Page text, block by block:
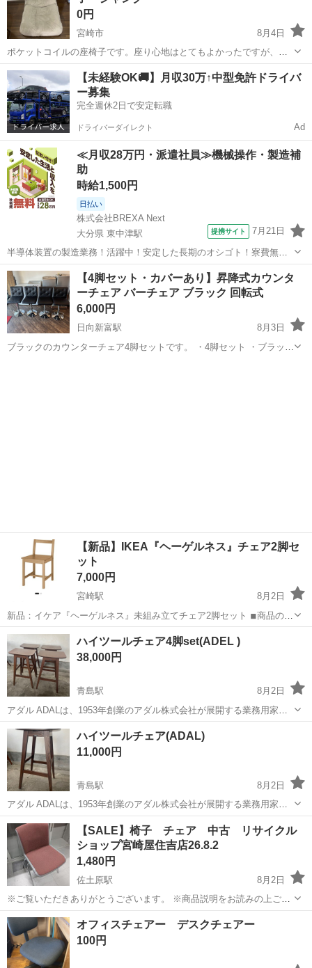
0円
宮崎市
8月4日
ポケットコイルの座椅子です。座り心地はとてもよかったですが、リ
クライニングが壊れていて、浅くまでしかできないのでジャンク品で
す。汚れなども多少あります。 背もたれが固定できなくなっているの
で、壁で固定させるか、修理や部品取り...
宮崎 宮崎市 椅子
【未経験OK🚚】月収30万↑中型免許ドライバ
ー募集
完全週休2日で安定転職
ドライバーダイレクト Ad
≪月収28万円・派遣社員≫機械操作・製造補
助
時給1,500円
日払い
株式会社BREXA Next
大分県 東中津駅
提携サイト 7月21日
半導体装置の製造業務！活躍中！安定した長期のオシゴト！寮費無料
★赴任旅費会社負担◎20代～40代の男性活躍中★未経験活躍中！高時
給1,500円！《大分県中津市》 人気の工場のお仕事 ◇半導体装置内部
のシート製造◇ ＊クリー...
大分 中津市 東中津駅 その他
【4脚セット・カバーあり】昇降式カウンタ
ーチェア バーチェア ブラック 回転式
6,000円
日向新富駅
8月3日
ブラックのカウンターチェア4脚セットです。 ・4脚セット ・ブラック
【新品】IKEA『ヘーゲルネス』チェア2脚セ
ット
7,000円
宮崎駅
8月2日
新品：イケア『ヘーゲルネス』未組み立てチェア2脚セット ◾︎商品の内
容 - HÄGERNÄS ヘーゲルネス チェアか（アンティークステインパイ
ン材2脚） - 組み立てマニュアル - 付属の六角レンチ ◾︎商品の状態...
宮崎 宮崎市 宮崎駅
ハイツールチェア4脚set(ADEL )
38,000円
青島駅
8月2日
アダル ADALは、1953年創業のアダル株式会社が展開する業務用家具
ブランドです。70年以上にわたる開発・製造の実績を持ち、国内最大
級の自社総合工場による一貫生産体制で多品種の注文家具を製造して
います。定番のラインナップの...
宮崎 宮崎市 青島駅
ハイツールチェア(ADAL)
11,000円
青島駅
8月2日
アダル ADALは、1953年創業のアダル株式会社が展開する業務用家具
ブランドです。70年以上にわたる開発・製造の実績を持ち、国内最大
級の自社総合工場による一貫生産体制で多品種の注文家具を製造して
います。定番のラインナップの...
宮崎 宮崎市 青島駅 椅子
【SALE】椅子 チェア 中古 リサイクル
ショップ宮崎屋住吉店26.8.2
1,480円
佐土原駅
8月2日
※ご覧いただきありがとうございます。 ※商品説明をお読みの上ご納
得の上でご購入お願い致します 。 こちらの商品は住吉店にございま
す。 商品名：イス 状態：中古品 現状販売 ※現物ご確認のうえで...
宮崎 宮崎市 専門
オフィスチェアー デスクチェアー
100円